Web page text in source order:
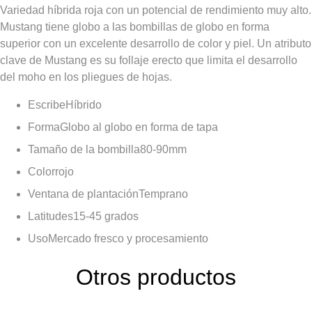
Variedad híbrida roja con un potencial de rendimiento muy alto.
Mustang tiene globo a las bombillas de globo en forma
superior con un excelente desarrollo de color y piel. Un atributo
clave de Mustang es su follaje erecto que limita el desarrollo
del moho en los pliegues de hojas.
Escribe Híbrido
FormaGlobo al globo en forma de tapa
Tamaño de la bombilla80-90mm
Colorrojo
Ventana de plantaciónTemprano
Latitudes15-45 grados
UsoMercado fresco y procesamiento
Otros productos